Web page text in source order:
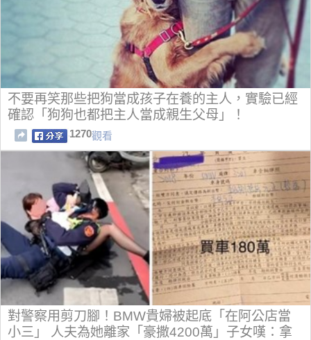
不要再笑那些把狗當成孩子在養的主人，實驗已經
確認「狗狗也都把主人當成親生父母」！
1270觀看
對警察用剪刀腳！BMW貴婦被起底「在阿公店當
小三」 人夫為她離家「豪撒4200萬」子女嘆：拿